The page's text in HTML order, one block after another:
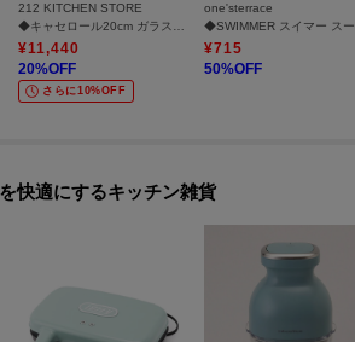
212 KITCHEN STORE
¥11,440
20%OFF
さらに10%OFF
one'sterrace
¥715
50%OFF
快適にするキッチン雑貨